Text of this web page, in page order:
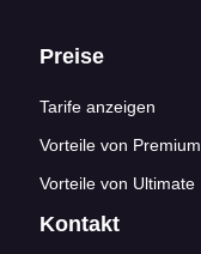
Footer-Links
Preise
Tarife anzeigen
Vorteile von Premium
Vorteile von Ultimate
Kontakt